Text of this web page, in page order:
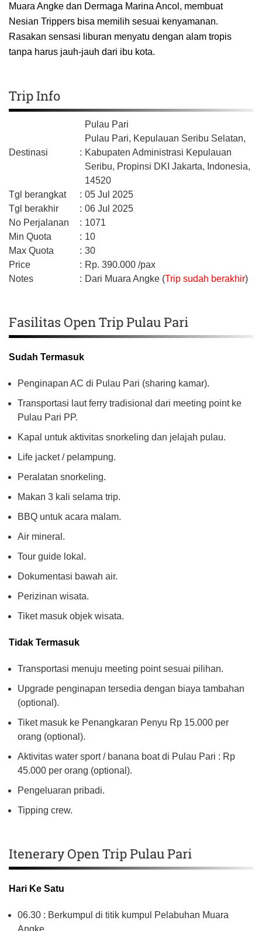
Muara Angke dan Dermaga Marina Ancol, membuat
Nesian Trippers bisa memilih sesuai kenyamanan.
Rasakan sensasi liburan menyatu dengan alam tropis
tanpa harus jauh-jauh dari ibu kota.
Trip Info
Destinasi :
Pulau Pari
Pulau Pari, Kepulauan Seribu Selatan,
Kabupaten Administrasi Kepulauan
Seribu, Propinsi DKI Jakarta, Indonesia,
14520
Tgl berangkat
: 05 Jul 2025
Tgl berakhir
: 06 Jul 2025
No Perjalanan
: 1071
Min Quota
: 10
Max Quota
: 30
Price
: Rp. 390.000 /pax
Notes
: Dari Muara Angke (Trip sudah berakhir)
Fasilitas Open Trip Pulau Pari
Sudah Termasuk
Penginapan AC di Pulau Pari (sharing kamar).
Transportasi laut ferry tradisional dari meeting point ke
Pulau Pari PP.
Kapal untuk aktivitas snorkeling dan jelajah pulau.
Life jacket / pelampung.
Peralatan snorkeling.
Makan 3 kali selama trip.
BBQ untuk acara malam.
Air mineral.
Tour guide lokal.
Dokumentasi bawah air.
Perizinan wisata.
Tiket masuk objek wisata.
Tidak Termasuk
Transportasi menuju meeting point sesuai pilihan.
Upgrade penginapan tersedia dengan biaya tambahan
(optional).
Tiket masuk ke Penangkaran Penyu Rp 15.000 per
orang (optional).
Aktivitas water sport / banana boat di Pulau Pari : Rp
45.000 per orang (optional).
Pengeluaran pribadi.
Tipping crew.
Itenerary Open Trip Pulau Pari
Hari Ke Satu
06.30 : Berkumpul di titik kumpul Pelabuhan Muara
Angke.